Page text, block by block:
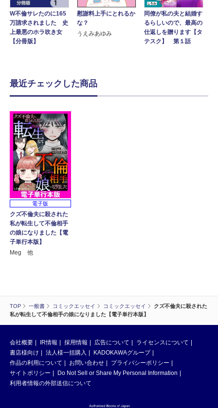
TOP 一般書 コミックエッセイ コミックエッセイ
クズ不倫夫に殺された
私が転生して不倫相手の娘になりました【電子単行本版】
W不倫サレたのに165
万請求されました 史
上最悪のホラ吹き女
【分冊版】
慰謝料上手にとれるか
な？
うえみあゆみ
同僚が私の夫と結婚す
るらしいので、最高の
仕返しを贈ります【タ
テスク】 第１話
最近チェックした商品
電子版
クズ不倫夫に殺された
私が転生して不倫相手
の娘になりました【電
子単行本版】
Meg 他
会社概要 IR情報 採用情報 広告について
ライセンスについて
書店様向け
法人様一括購入
KADOKAWAグループ
作品の利用について
お問い合わせ
プライバシーポリシー
サイトポリシー
Do Not Sell or Share My Personal Information
利用者情報の外部送信について